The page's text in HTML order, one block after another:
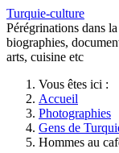
Turquie-culture
Pérégrinations dans
biographies,
arts, cuisine etc
Vous êtes ici :
Accueil
Photographies
Gens de
Hommes au